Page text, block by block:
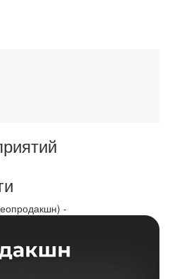
-